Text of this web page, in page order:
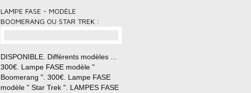
LAMPE FASE - MODÈLE
BOOMERANG OU STAR TREK :
DISPONIBLE. Différents modèles ...
300€. Lampe FASE modèle "
Boomerang ". 300€. Lampe FASE
modèle " Star Trek ". LAMPES FASE